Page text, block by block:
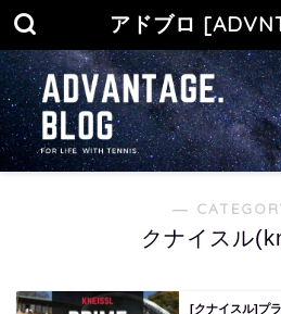
アドブロ
―
クナイスル
[クナイスル]プ